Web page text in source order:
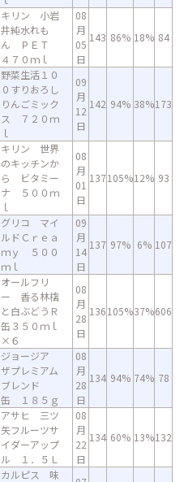
キリン 小岩
井純水れも
ん ＰＥＴ
４７０ｍｌ
08
月
05
日
143 86% 18% 84
野菜生活１０
０すりおろし
りんごミック
ス ７２０ｍ
ｌ
09
月
12
日
142 94% 38%173
キリン 世界
のキッチンか
ら ビタミー
ナ ５００ｍ
ｌ
08
月
01
日
137105%12% 93
グリコ マイ
ルドＣｒｅａ
ｍｙ ５００
ｍｌ
09
月
14
日
137 97% 6% 107
オールフリ
ー 香る林檎
と白ぶどうＲ
缶３５０ｍｌ
×６
08
月
28
日
136105%37%606
ジョージア
ザプレミアム
ブレンド
缶 １８５ｇ
08
月
28
日
134 94% 74% 78
アサヒ 三ツ
矢フルーツサ
イダーアップ
ル １．５Ｌ
08
月
22
日
134 60% 13%132
カルピス 味